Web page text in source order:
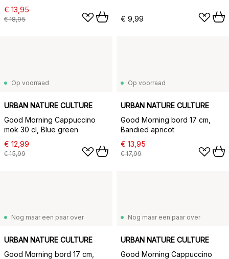
green
€ 13,95
€ 18,95 € 9,99
Op voorraad
URBAN NATURE CULTURE
Good Morning Cappuccino
mok 30 cl, Blue green
€ 12,99
€ 15,99
Op voorraad
URBAN NATURE CULTURE
Good Morning bord 17 cm,
Bandied apricot
€ 13,95
€ 17,99
Nog maar een paar over
URBAN NATURE CULTURE
Good Morning bord 17 cm,
Nog maar een paar over
URBAN NATURE CULTURE
Good Morning Cappuccino